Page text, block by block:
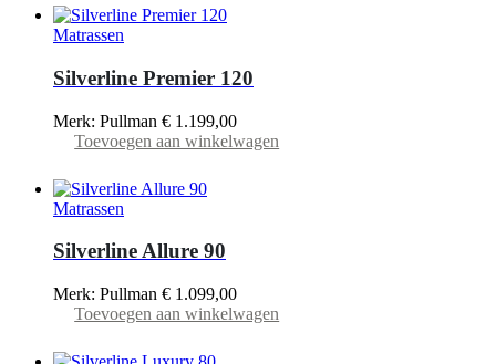
Matrassen
Silverline Premier 120
Merk: Pullman € 1.199,00
Toevoegen aan winkelwagen
Matrassen
Silverline Allure 90
Merk: Pullman € 1.099,00
Toevoegen aan winkelwagen